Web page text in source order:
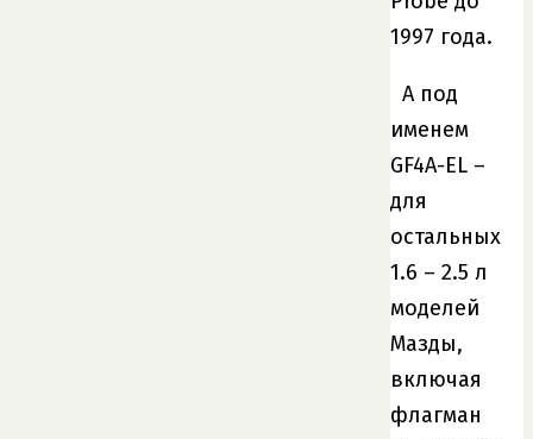
1997 года.
А под
именем
GF4A-EL –
для
остальных
1.6 – 2.5 л
моделей
Мазды,
включая
флагман